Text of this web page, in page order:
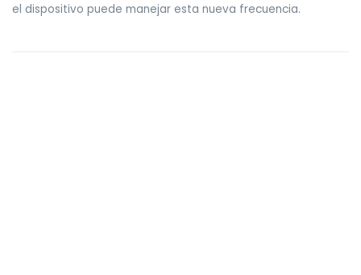
el dispositivo puede manejar esta nueva frecuencia.